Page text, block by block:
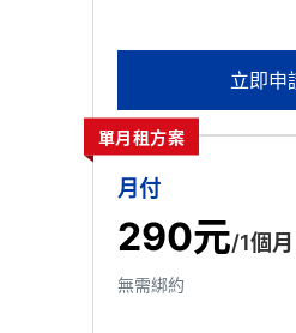
立即申
單月租方案
月付
290元/1個月
無需綁約